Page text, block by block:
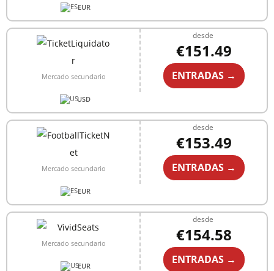
EUR
Mercado secundario
USD
desde
€151.49
ENTRADAS →
Mercado secundario
EUR
desde
€153.49
ENTRADAS →
Mercado secundario
EUR
desde
€154.58
ENTRADAS →